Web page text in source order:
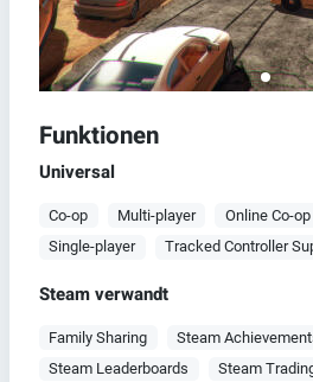
Funktionen
Universal
Co-op Multi-player Online Co-op
Single-player
Tracked Controller
Steam verwandt
Family Sharing Steam
Steam Leaderboards
Steam